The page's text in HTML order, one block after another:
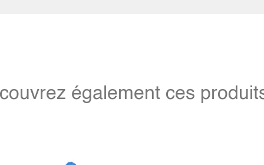
également ces